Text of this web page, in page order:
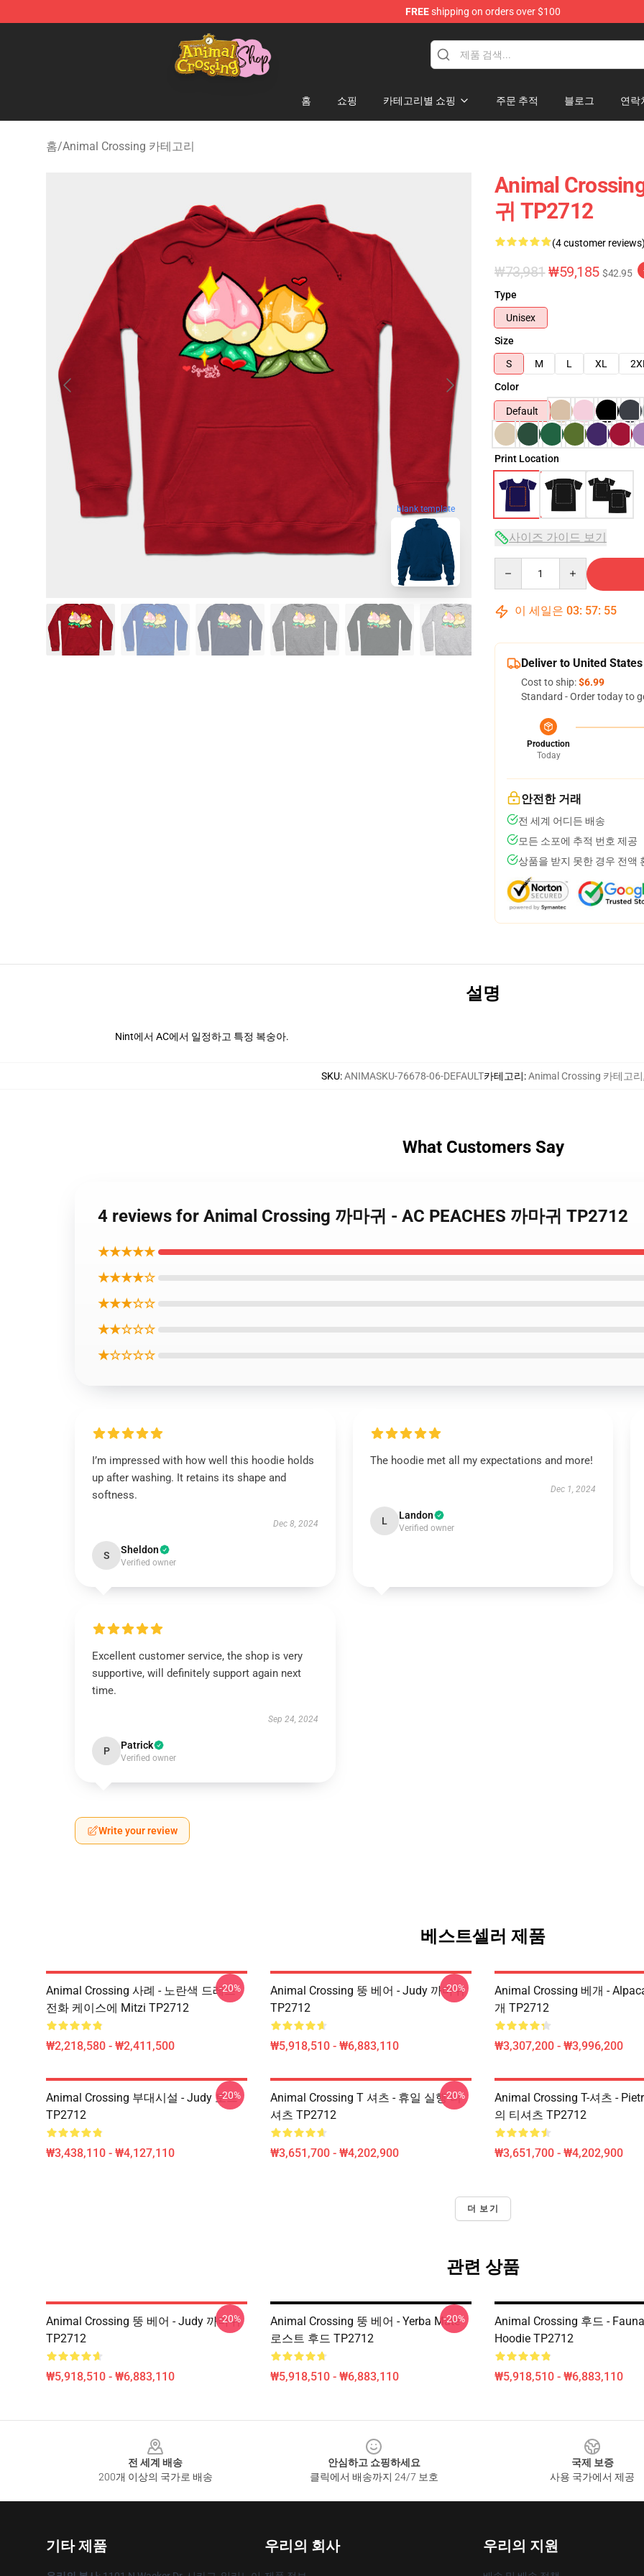
FREEshipping on orders over $100
Animal Crossing Shop - Official Animal Crossing Merchandise Store
홈 쇼핑 카테고리별 쇼핑 주문 추적 블로그 연락
홈/Animal Crossing 카테고리
blank template
Animal
귀 TP2712
(4 customer reviews)
₩73,981 ₩59,185 $42.95
Type
Unisex
Size
S
M L XL 2XL
Color
Default
Print Location
사이즈 가이드 보기
이 세일은 03: 57: 54
Deliver to United States
Cost to ship:$6.99
Standard - Order today to
Production
Today
안전한 거래
전 세계 어디든 배송
모든 소포에 추적 번호 제공
상품을 받지 못한 경우 전액
설명
Nint에서 AC에서 일정하고 특정 복숭아.
SKU:ANIMASKU-76678-06-DEFAULT카테고리:Animal Crossing 카테고리
What Customers Say
4 reviews for Animal Crossing 까마귀 - AC PEACHES 까마귀 TP2712
★★★★★
★★★★☆
★★★☆☆
★★☆☆☆
★☆☆☆☆
I’m impressed with how well this hoodie holds
up after washing. It retains its shape and
softness.
Dec 8, 2024
S Sheldon
Verified owner
The hoodie met all my expectations and more!
Dec 1, 2024
L Landon
Verified owner
Excellent customer service, the shop is very
supportive, will definitely support again next
time.
Sep 24, 2024
P Patrick
Verified owner
Write your review
베스트셀러 제품
Animal Crossing 사례 - 노란색 드레스
전화 케이스에 Mitzi TP2712
₩2,218,580 - ₩2,411,500
-20%
Animal Crossing 뚱 베어 - Judy 까마귀
TP2712
₩5,918,510 - ₩6,883,110
-20%
Animal Crossing 베개 -
개 TP2712
₩3,307,200 - ₩3,996,200
Animal Crossing 부대시설 - Judy 토트
TP2712
₩3,438,110 - ₩4,127,110
-20%
Animal Crossing T 셔츠 - 휴일 실행 티
셔츠 TP2712
₩3,651,700 - ₩4,202,900
-20%
Animal Crossing T-셔츠 -
의 티셔츠 TP2712
₩3,651,700 - ₩4,202,900
더 보기
관련 상품
Animal Crossing 뚱 베어 - Judy 까마귀
TP2712
₩5,918,510 - ₩6,883,110
-20%
Animal Crossing 뚱 베어 - Yerba Mate
로스트 후드 TP2712
₩5,918,510 - ₩6,883,110
-20%
Animal Crossing 후드 -
Hoodie TP2712
₩5,918,510 - ₩6,883,110
전 세계 배송
200개 이상의 국가로 배송
안심하고 쇼핑하세요
클릭에서 배송까지 24/7 보호
국제 보증
사용 국가에서 제공
기타 제품 우리의 회사 우리의 지원